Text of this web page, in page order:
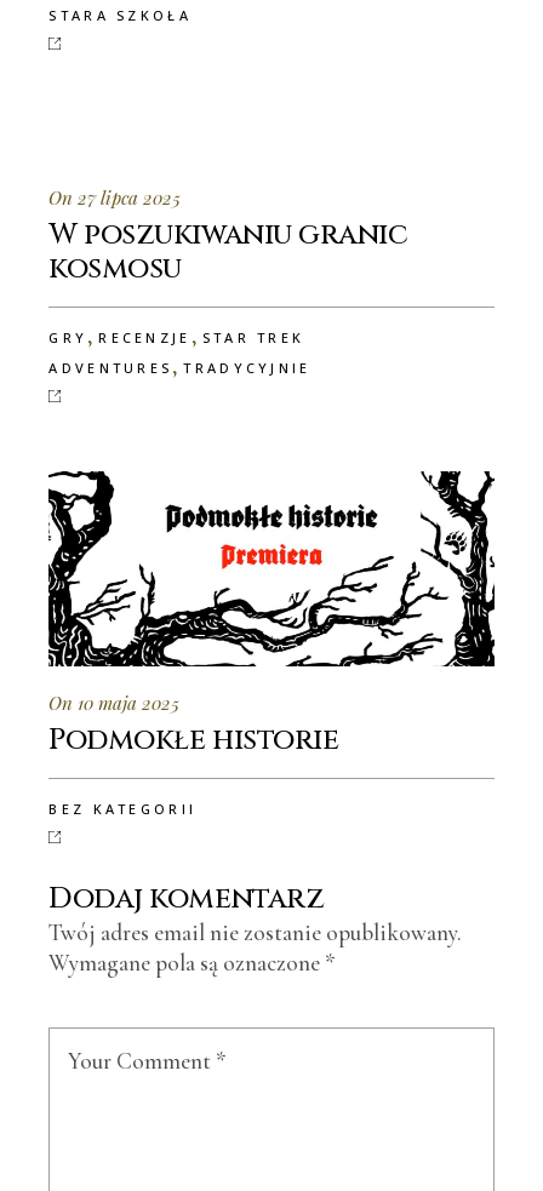
STARA SZKOŁA
On 27 lipca 2025
W poszukiwaniu granic
kosmosu
GRY ,RECENZJE , STAR TREK
ADVENTURES ,TRADYCYJNIE
On 10 maja 2025
Podmokłe historie
BEZ KATEGORII
Dodaj komentarz
Twój adres email nie zostanie opublikowany.
Wymagane pola są oznaczone *